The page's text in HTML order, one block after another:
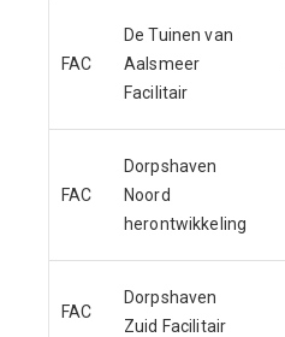
FAC
De Tuinen van
Aalsmeer
Facilitair
FAC
Dorpshaven
Noord
herontwikkeling
FAC
Dorpshaven
Zuid Facilitair